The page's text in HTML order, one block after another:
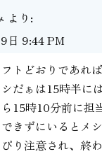
より:
日 9:44 PM
トどおりであれ
だぁは15時半に
15時10分前に担
きずにいるとメ
り注意され、終